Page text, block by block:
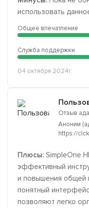
использовать
Общее впечатление
Служба поддержки
04 октября 2024г.
Отзыв
Аноним
https://
Плюсы: SimpleOne
эффективный
и повышения общей
понятный
позволяют легко